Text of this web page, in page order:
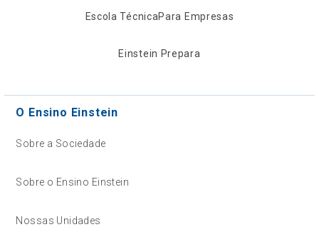
Escola TécnicaPara Empresas
Einstein Prepara
O Ensino Einstein
Sobre a Sociedade
Sobre o Ensino Einstein
Nossas Unidades